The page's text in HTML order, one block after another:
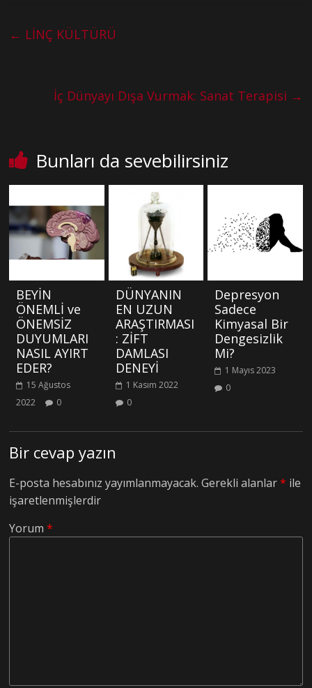
← LİNÇ KÜLTÜRÜ
İç Dünyayı Dışa Vurmak: Sanat Terapisi →
Bunları da sevebilirsiniz
BEYİN
ÖNEMLİ ve
ÖNEMSİZ
DUYUMLARI
NASIL AYIRT
EDER?
15 Ağustos
2022
0
DÜNYANIN
EN UZUN
ARAŞTIRMASI
: ZİFT
DAMLASI
DENEYİ
1 Kasım 2022
0
Depresyon
Sadece
Kimyasal Bir
Dengesizlik
Mi?
1 Mayıs 2023
0
Bir cevap yazın
E-posta hesabınız yayımlanmayacak. Gerekli alanlar* ile
işaretlenmişlerdir
Yorum*